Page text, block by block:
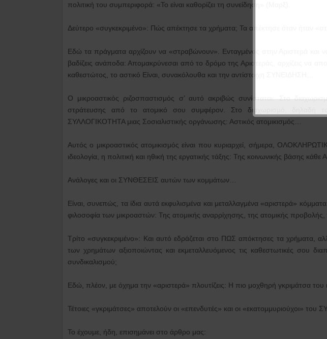
πολιτική του συμπεριφορά: «Το είναι καθορίζει τη συνείδηση» (Μαρξ).
Δεύτερο «συγκεκριμένο»: Πώς απέκτησε τα χρήματα; Τα απέκτησε όταν ήταν
Εδώ τα πράγματα αρχίζουν να «στραβώνουν». Ενταγμένος στην Αριστερά και
βαδίζεις ανάποδα: Απομακρύνεσαι από το δρόμο της Αριστεράς, αρχίζεις να
καθεστώτος, το αστικό Είναι, συνακόλουθα και την αντίστοιχη ΣΥΝΕΙΔΗΣΗ…
Ο μικροαστικός ριζοσπαστισμός σ’ αυτό ακριβώς συνίσταται: Στο
στράτευσης από το ατομικό σου συμφέρον. Στο διαχωρισμό, δηλαδή
ΣΥΛΛΟΓΙΚΟΤΗΤΑ μιας Σοσιαλιστικής οργάνωσης: Αστικός ατομικισμός…
Αυτός ο μικροαστικός ατομικισμός είναι που κυριαρχεί, σήμερα,
ιδεολογία, η πολιτική και ηθική της εργατικής τάξης: Της κοινωνικής βάσης κάθε
Ανάλογες και οι ΣΥΝΘΕΣΕΙΣ αυτών των κομμάτων…
Είναι, συνεπώς, τα ίδια αυτά εκφυλισμένα και μεταλλαγμένα «αριστερά»
φιλοσοφία των μικροαστών: Της ατομικής αναρρίχησης, της ατομικής
Τρίτο «συγκεκριμένο»: Και αυτό εδράζεται στο ΠΩΣ απόκτησες τα χρήματα,
των χρημάτων αξιοποιώντας και εκμεταλλευόμενος τις καθεστωτικές σου
συνδικαλισμού;
Εδώ, πλέον, με όχημα την «αριστερά» πλουτίζεις: Η πιο μοχθηρή γκριμάτσα του
Τέτοιες «γκριμάτσες» αποτελούν οι «επενδυτές» και οι «εκατομμυριούχοι» του
Το έχουμε, ήδη, επισημάνει στο άρθρο μας: